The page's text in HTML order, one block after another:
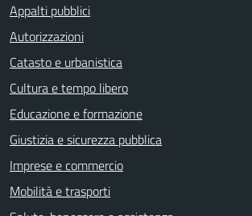
Appalti pubblici
Autorizzazioni
Catasto e urbanistica
Cultura e tempo libero
Educazione e formazione
Giustizia e sicurezza pubblica
Imprese e commercio
Mobilità e trasporti